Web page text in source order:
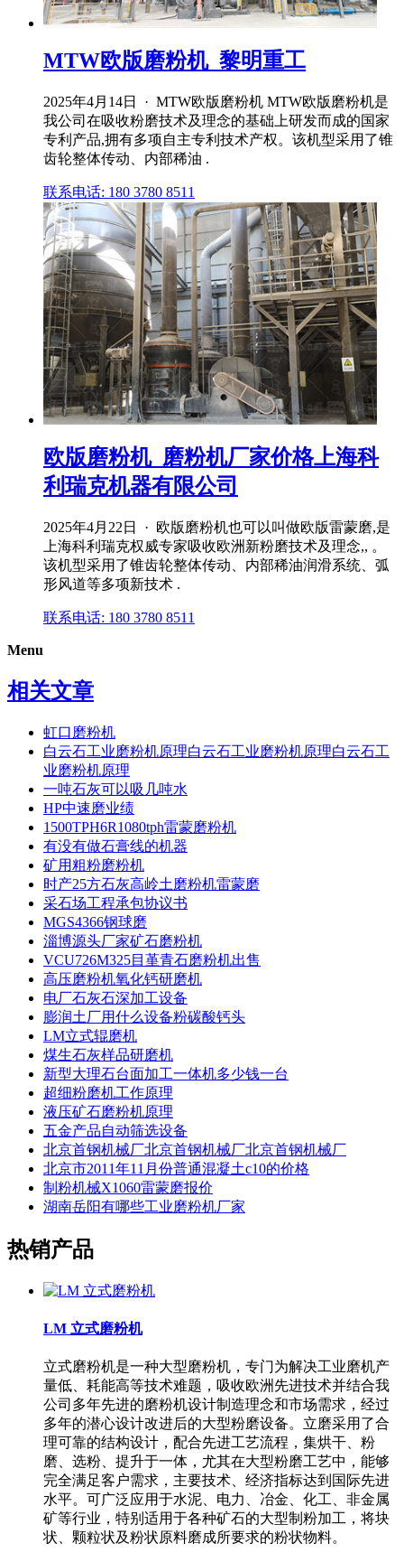
MTW欧版磨粉机_黎明重工
2025年4月14日 · MTW欧版磨粉机 MTW欧版磨粉机是
我公司在吸收粉磨技术及理念的基础上研发而成的国家
专利产品,拥有多项自主专利技术产权。该机型采用了锥
齿轮整体传动、内部稀油 .
联系电话: 180 3780 8511
欧版磨粉机_磨粉机厂家价格上海科
利瑞克机器有限公司
2025年4月22日 · 欧版磨粉机也可以叫做欧版雷蒙磨,是
上海科利瑞克权威专家吸收欧洲新粉磨技术及理念,, 。
该机型采用了锥齿轮整体传动、内部稀油润滑系统、弧
形风道等多项新技术 .
联系电话: 180 3780 8511
Menu
相关文章
虹口磨粉机
白云石工业磨粉机原理白云石工业磨粉机原理白云石工
业磨粉机原理
一吨石灰可以吸几吨水
HP中速磨业绩
1500TPH6R1080tph雷蒙磨粉机
有没有做石膏线的机器
矿用粗粉磨粉机
时产25方石灰高岭土磨粉机雷蒙磨
采石场工程承包协议书
MGS4366钢球磨
淄博源头厂家矿石磨粉机
VCU726M325目堇青石磨粉机出售
高压磨粉机氧化钙研磨机
电厂石灰石深加工设备
膨润土厂用什么设备粉碳酸钙头
LM立式辊磨机
煤生石灰样品研磨机
新型大理石台面加工一体机多少钱一台
超细粉磨机工作原理
液压矿石磨粉机原理
五金产品自动筛选设备
北京首钢机械厂北京首钢机械厂北京首钢机械厂
北京市2011年11月份普通混凝土c10的价格
制粉机械X1060雷蒙磨报价
湖南岳阳有哪些工业磨粉机厂家
热销产品
LM 立式磨粉机
立式磨粉机是一种大型磨粉机，专门为解决工业磨机产
量低、耗能高等技术难题，吸收欧洲先进技术并结合我
公司多年先进的磨粉机设计制造理念和市场需求，经过
多年的潜心设计改进后的大型粉磨设备。立磨采用了合
理可靠的结构设计，配合先进工艺流程，集烘干、粉
磨、选粉、提升于一体，尤其在大型粉磨工艺中，能够
完全满足客户需求，主要技术、经济指标达到国际先进
水平。可广泛应用于水泥、电力、冶金、化工、非金属
矿等行业，特别适用于各种矿石的大型制粉加工，将块
状、颗粒状及粉状原料磨成所要求的粉状物料。